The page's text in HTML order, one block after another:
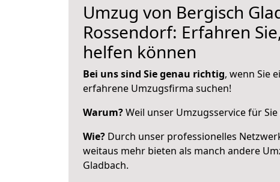
Umzug von Bergisch
Rossendorf: Erfahren
helfen können
Bei uns sind Sie genau richtig, wenn Sie
erfahrene Umzugsfirma suchen!
Warum?Weil unser Umzugsservice für
Wie? Durch unser professionelles
weitaus mehr bieten als manch andere
Gladbach.